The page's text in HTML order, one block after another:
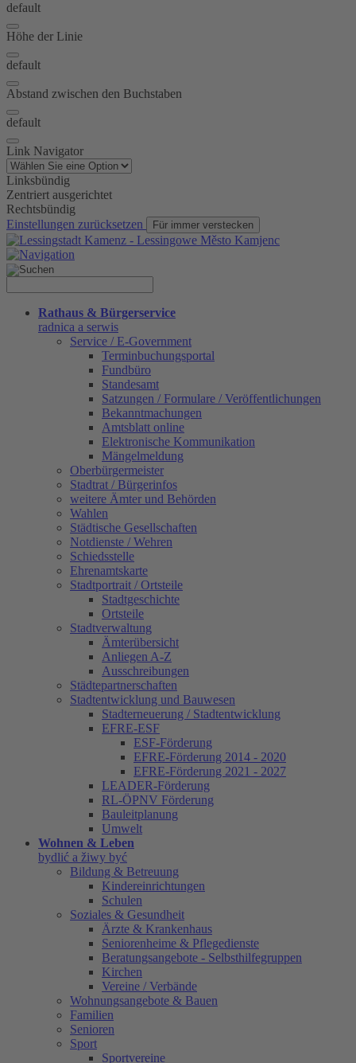
default
Höhe der Linie
default
Abstand zwischen den Buchstaben
default
Link Navigator
Linksbündig
Zentriert ausgerichtet
Rechtsbündig
Einstellungen zurücksetzen
Für immer verstecken
Rathaus & Bürgerservice
radnica a serwis
Service / E-Government
Terminbuchungsportal
Fundbüro
Standesamt
Satzungen / Formulare / Veröffentlichungen
Bekanntmachungen
Amtsblatt online
Elektronische Kommunikation
Mängelmeldung
Oberbürgermeister
Stadtrat / Bürgerinfos
weitere Ämter und Behörden
Wahlen
Städtische Gesellschaften
Notdienste / Wehren
Schiedsstelle
Ehrenamtskarte
Stadtportrait / Ortsteile
Stadtgeschichte
Ortsteile
Stadtverwaltung
Ämterübersicht
Anliegen A-Z
Ausschreibungen
Städtepartnerschaften
Stadtentwicklung und Bauwesen
Stadterneuerung / Stadtentwicklung
EFRE-ESF
ESF-Förderung
EFRE-Förderung 2014 - 2020
EFRE-Förderung 2021 - 2027
LEADER-Förderung
RL-ÖPNV Förderung
Bauleitplanung
Umwelt
Wohnen & Leben
bydlić a žiwy być
Bildung & Betreuung
Kindereinrichtungen
Schulen
Soziales & Gesundheit
Ärzte & Krankenhaus
Seniorenheime & Pflegedienste
Beratungsangebote - Selbsthilfegruppen
Kirchen
Vereine / Verbände
Wohnungsangebote & Bauen
Familien
Senioren
Sport
Sportvereine